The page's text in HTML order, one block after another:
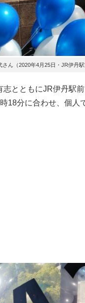
ん（2020年4月25日・JR伊丹駅
とともにJR伊丹駅
18分に合わせ、個人